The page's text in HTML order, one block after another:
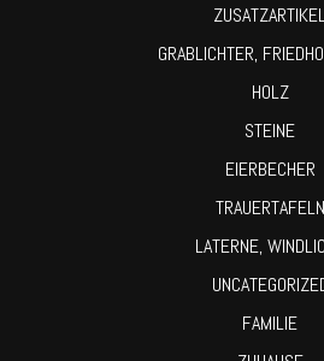
GRABLICHTER,
HOLZ
STEINE
EIERBECHER
TRAUERTAFELN
LATERNE,
FAMILIE